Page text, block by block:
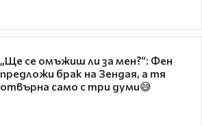
„Ще се омъжиш ли за мен?“: Фен
предложи брак на Зендая, а тя
отвърна само с три думи😅